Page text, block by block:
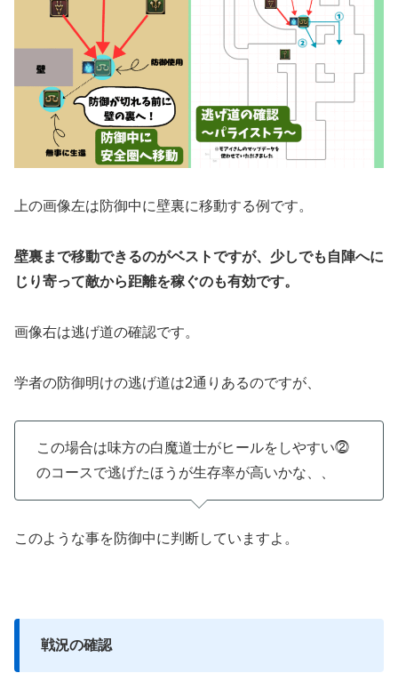
上の画像左は防御中に壁裏に移動する例です。
壁裏まで移動できるのがベストですが、少しでも自陣へに
じり寄って敵から距離を稼ぐのも有効です。
画像右は逃げ道の確認です。
学者の防御明けの逃げ道は2通りあるのですが、
この場合は味方の白魔道士がヒールをしやすい⓶
のコースで逃げたほうが生存率が高いかな、、
このような事を防御中に判断していますよ。
戦況の確認